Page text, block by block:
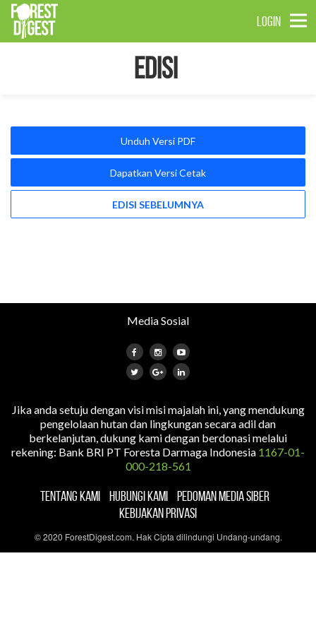
LOGIN
Edisi
Unduh Versi PDF
Dapatkan Versi Cetak
EDISI SEBELUMNYA
Media Sosial
Jika anda setuju dengan visi misi majalah ini, yang mendukung
pengelolaan hutan dan lingkungan secara adil dan
berkelanjutan, dukung kami dengan berdonasi melalui
rekening: Bank BRI PT Foresta Darmaga Indonesia 1167-01-
000-218-561
TENTANG KAMI HUBUNGI KAMI
PEDOMAN MEDIA SIBER
KEBIJAKAN PRIVASI
© 2020 ForestDigest.com. Hak Cipta dilindungi Undang-undang.